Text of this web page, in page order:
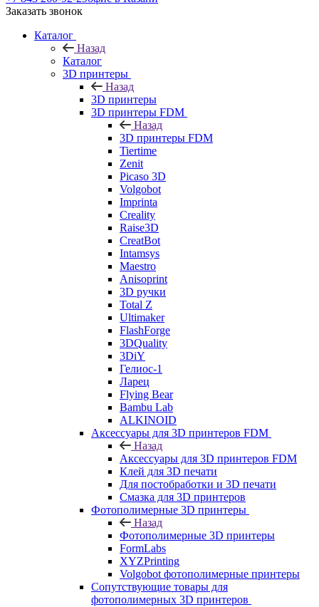
Заказать звонок
Каталог
Назад
Каталог
3D принтеры
Назад
3D принтеры
3D принтеры FDM
Назад
3D принтеры FDM
Tiertime
Zenit
Picaso 3D
Volgobot
Imprinta
Creality
Raise3D
CreatBot
Intamsys
Maestro
Anisoprint
3D ручки
Total Z
Ultimaker
FlashForge
3DQuality
3DiY
Гелиос-1
Ларец
Flying Bear
Bambu Lab
ALKINOID
Аксессуары для 3D принтеров FDM
Назад
Аксессуары для 3D принтеров FDM
Клей для 3D печати
Для постобработки и 3D печати
Смазка для 3D принтеров
Фотополимерные 3D принтеры
Назад
Фотополимерные 3D принтеры
FormLabs
XYZPrinting
Volgobot фотополимерные принтеры
Сопутствующие товары для
фотополимерных 3D принтеров